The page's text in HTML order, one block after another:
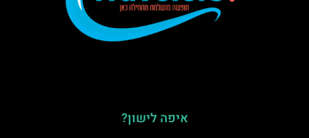
איפה לישון?